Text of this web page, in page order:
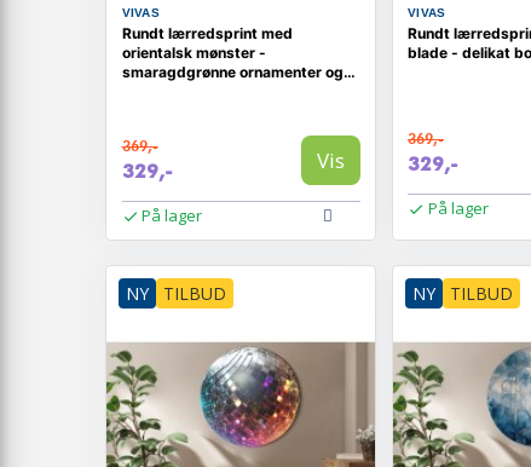
VIVAS
Rundt lærredsprint med
orientalsk mønster -
smaragdgrønne ornamenter og
369,-
329,- Vis
På lager
VIVAS
Rundt
blade - delikat
369,-
329,-
På lager
NY TILBUD NY TILBUD